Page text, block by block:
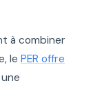
à combiner
le PER offre